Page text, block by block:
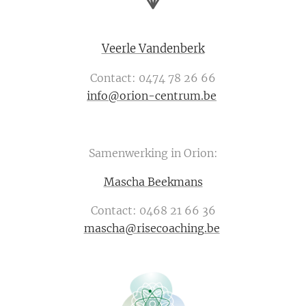
Veerle Vandenberk
Contact: 0474 78 26 66
info@orion-centrum.be
Samenwerking in Orion:
Mascha Beekmans
Contact: 0468 21 66 36
mascha@risecoaching.be